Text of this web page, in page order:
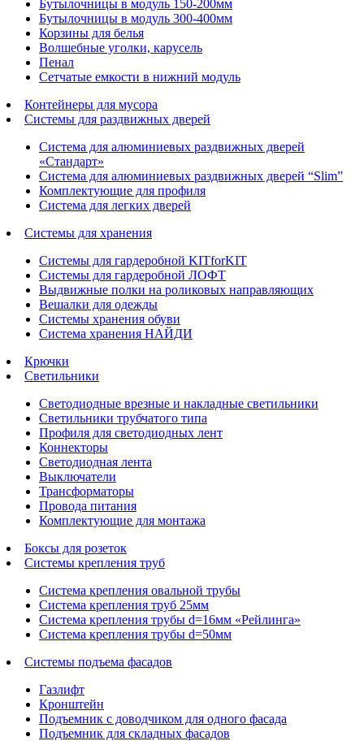
Бутылочницы в модуль 150-200мм
Бутылочницы в модуль 300-400мм
Корзины для белья
Волшебные уголки, карусель
Пенал
Cетчатые емкости в нижний модуль
Контейнеры для мусора
Системы для раздвижных дверей
Система для алюминиевых раздвижных дверей
«Стандарт»
Система для алюминиевых раздвижных дверей “Slim”
Комплектующие для профиля
Система для легких дверей
Системы для хранения
Системы для гардеробной KITforKIT
Системы для гардеробной ЛОФТ
Выдвижные полки на роликовых направляющих
Вешалки для одежды
Системы хранения обуви
Система хранения НАЙДИ
Крючки
Светильники
Светодиодные врезные и накладные светильники
Светильники трубчатого типа
Профиля для светодиодных лент
Коннекторы
Светодиодная лента
Выключатели
Трансформаторы
Провода питания
Комплектующие для монтажа
Боксы для розеток
Системы крепления труб
Система крепления овальной трубы
Система крепления труб 25мм
Система крепления трубы d=16мм «Рейлинга»
Система крепления трубы d=50мм
Системы подъема фасадов
Газлифт
Кронштейн
Подъемник с доводчиком для одного фасада
Подъемник для складных фасадов